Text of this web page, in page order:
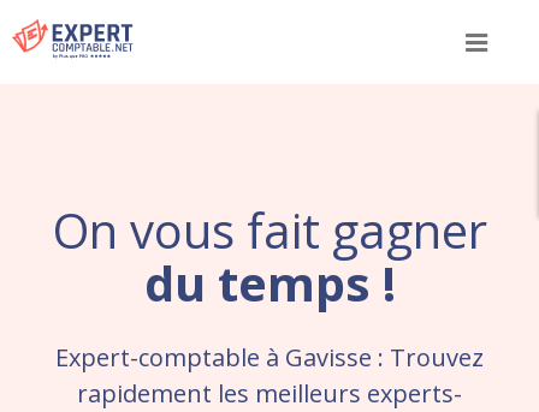
Menu
On vous fait gagner
du temps !
Expert-comptable à Gavisse : Trouvez
rapidement les meilleurs experts-